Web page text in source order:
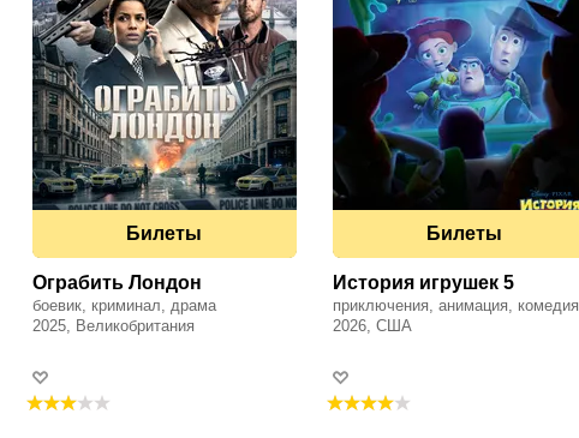
Ограбить Лондон
боевик, криминал, драма
2025, Великобритания
Билеты
История игрушек 5
приключения, анимация, комедия,
фэнтези, семейный, драма
2026, США
Билеты